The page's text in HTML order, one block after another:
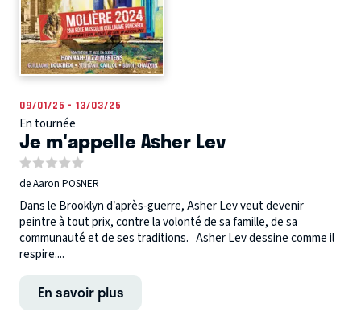
09/01/25 - 13/03/25
En tournée
Je m'appelle Asher Lev
de Aaron POSNER
Dans le Brooklyn d’après-guerre, Asher Lev veut devenir
peintre à tout prix, contre la volonté de sa famille, de sa
communauté et de ses traditions. Asher Lev dessine comme il
respire....
En savoir plus